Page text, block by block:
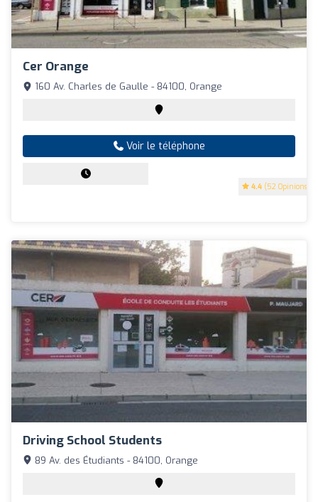
Cer Orange
4.4 (52 Opinions)
160 Av. Charles de Gaulle - 84100, Orange
Voir le téléphone
Driving School Students
89 Av. des Étudiants - 84100, Orange